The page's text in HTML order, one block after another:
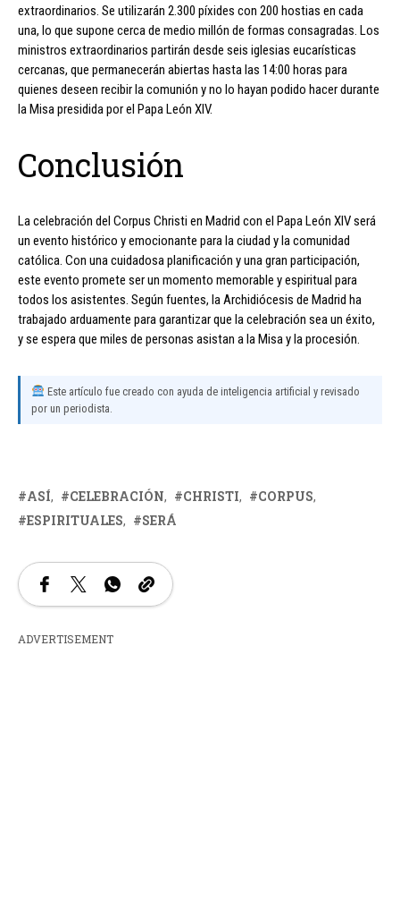
extraordinarios. Se utilizarán 2.300 píxides con 200 hostias en cada
una, lo que supone cerca de medio millón de formas consagradas. Los
ministros extraordinarios partirán desde seis iglesias eucarísticas
cercanas, que permanecerán abiertas hasta las 14:00 horas para
quienes deseen recibir la comunión y no lo hayan podido hacer durante
la Misa presidida por el Papa León XIV.
Conclusión
La celebración del Corpus Christi en Madrid con el Papa León XIV será
un evento histórico y emocionante para la ciudad y la comunidad
católica. Con una cuidadosa planificación y una gran participación,
este evento promete ser un momento memorable y espiritual para
todos los asistentes. Según fuentes, la Archidiócesis de Madrid ha
trabajado arduamente para garantizar que la celebración sea un éxito,
y se espera que miles de personas asistan a la Misa y la procesión.
Este artículo fue creado con ayuda de inteligencia artificial y revisado
por un periodista.
ASÍ CELEBRACIÓN CHRISTI
CORPUS
ESPIRITUALES
SERÁ
ADVERTISEMENT